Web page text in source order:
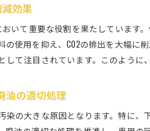
飲食業界と連携
廃油から生まれ
地域経済と環境
飲食店向け廃油
効果
おいて重要な役割を果たしていま
使用を抑え、CO2の排出を大幅に
して注目されています。このように
油の適切処理
染の大きな原因となります。特に